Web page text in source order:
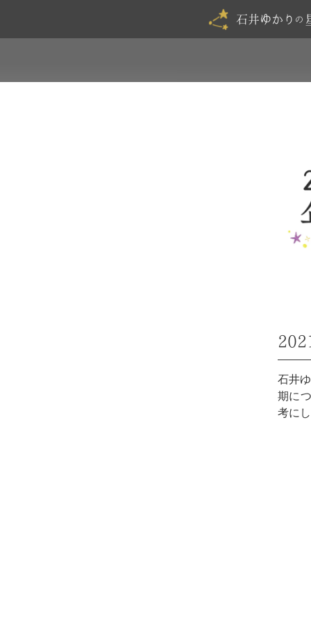
石井ゆかり の
石井
期に
考に